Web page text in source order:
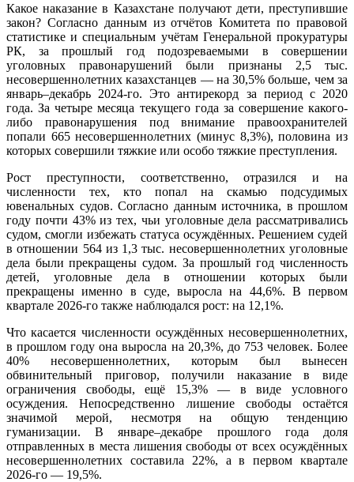
Какое наказание в Казахстане получают дети, преступившие
закон? Согласно данным из отчётов Комитета по правовой
статистике и специальным учётам Генеральной прокуратуры
РК, за прошлый год подозреваемыми в совершении
уголовных правонарушений были признаны 2,5 тыс.
несовершеннолетних казахстанцев — на 30,5% больше, чем за
январь–декабрь 2024-го. Это антирекорд за период с 2020
года. За четыре месяца текущего года за совершение какого-
либо правонарушения под внимание правоохранителей
попали 665 несовершеннолетних (минус 8,3%), половина из
которых совершили тяжкие или особо тяжкие преступления.
Рост преступности, соответственно, отразился и на
численности тех, кто попал на скамью подсудимых
ювенальных судов. Согласно данным источника, в прошлом
году почти 43% из тех, чьи уголовные дела рассматривались
судом, смогли избежать статуса осуждённых. Решением судей
в отношении 564 из 1,3 тыс. несовершеннолетних уголовные
дела были прекращены судом. За прошлый год численность
детей, уголовные дела в отношении которых были
прекращены именно в суде, выросла на 44,6%. В первом
квартале 2026-го также наблюдался рост: на 12,1%.
Что касается численности осуждённых несовершеннолетних,
в прошлом году она выросла на 20,3%, до 753 человек. Более
40% несовершеннолетних, которым был вынесен
обвинительный приговор, получили наказание в виде
ограничения свободы, ещё 15,3% — в виде условного
осуждения. Непосредственно лишение свободы остаётся
значимой мерой, несмотря на общую тенденцию
гуманизации. В январе–декабре прошлого года доля
отправленных в места лишения свободы от всех осуждённых
несовершеннолетних составила 22%, а в первом квартале
2026-го — 19,5%.